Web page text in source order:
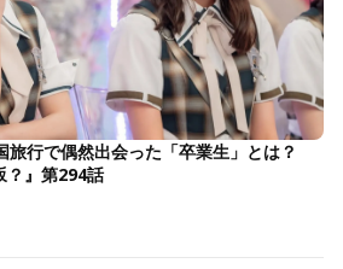
行で偶然出会った「卒業生」とは？
？』第294話